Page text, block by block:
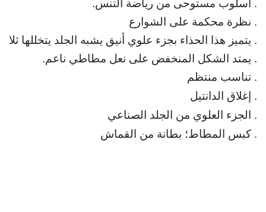
. نظرة محكمة على الشوارع
. يتميز هذا الحذاء بجزء علوي أنيق يشبه الجلد يتخللها
. يمتد الشكل المنخفض على نعل مطاطي ناعم.
. كبس المطاط؛ بطانة من القماش